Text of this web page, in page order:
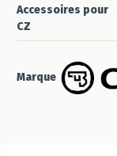
Accessoires pour
CZ
Marque